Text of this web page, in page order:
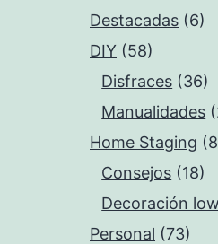
Destacadas (6)
DIY (58)
Disfraces (36)
Manualidades
Home Staging
Consejos (18)
Decoración
Personal (73)